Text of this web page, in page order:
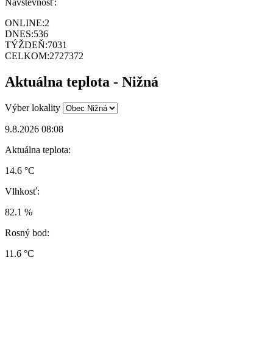
ONLINE:2
DNES:536
TÝŽDEŇ:7031
CELKOM:2727372
Aktuálna teplota - Nižná
Výber lokality
9.8.2026 08:08
Aktuálna teplota:
14.6 °C
Vlhkosť:
82.1 %
Rosný bod:
11.6 °C